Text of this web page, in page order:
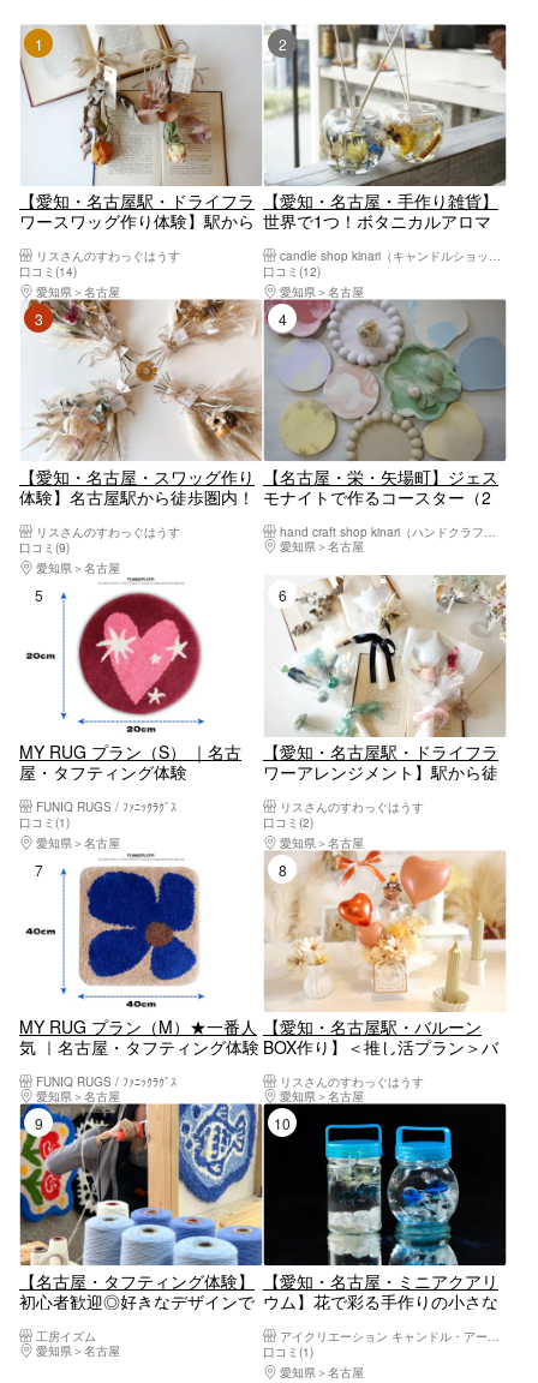
1位
【愛知・名古屋駅・ドライフラ
ワースワッグ作り体験】駅から
ートでおすすめ！"インスタ映
え"な《バラ一輪》のインテリア
作り♪
リスさんのすわっぐはうす
口コミ(14)
愛知県
名古屋
2位
【愛知・名古屋・手作り雑貨】
世界で1つ！ボタニカルアロマ
candle shop kinari（キャンドルショップキナリ）
口コミ(12)
愛知県
名古屋
3位
【愛知・名古屋・スワッグ作り
体験】名古屋駅から徒歩圏内！
(ドライフラワー使用)
リスさんのすわっぐはうす
口コミ(9)
愛知県
名古屋
4位
【名古屋・栄・矢場町】ジェス
モナイトで作るコースター（2
愛知県
名古屋
MY RUG プラン（S） ｜名古
屋・タフティング体験
FUNIQ RUGS / ﾌｧﾆｯｸﾗｸﾞｽ
口コミ(1)
愛知県
名古屋
6位
【愛知・名古屋駅・ドライフラ
ワーアレンジメント】駅から徒
映えのバルーンブーケ作り体験
リスさんのすわっぐはうす
口コミ(2)
愛知県
名古屋
7位
MY RUG プラン（M）★一番人
気 ｜名古屋・タフティング体験
FUNIQ RUGS / ﾌｧﾆｯｸﾗｸﾞｽ
愛知県
名古屋
8位
【愛知・名古屋駅・バルーン
BOX作り】＜推し活プラン＞バ
ー使用）
リスさんのすわっぐはうす
愛知県
名古屋
9位
【名古屋・タフティング体験】
初心者歓迎◎好きなデザインで
ザインコース
工房イズム
愛知県
名古屋
10位
【愛知・名古屋・ミニアクアリ
ウム】花で彩る手作りの小さな
歩3分！
口コミ(1)
愛知県
名古屋